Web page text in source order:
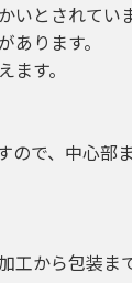
とされていま
ります。
す。
で、中心部
工から包装ま